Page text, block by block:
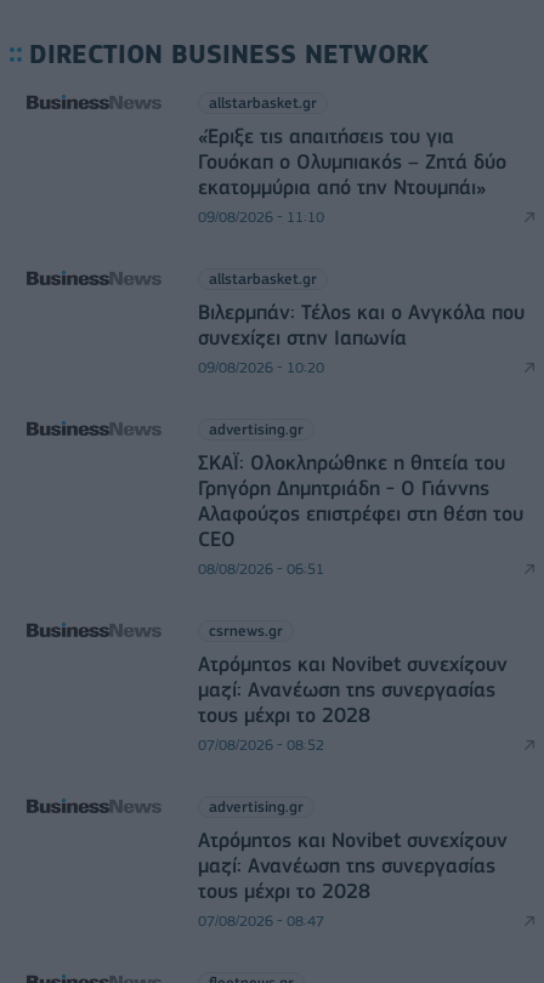
DIRECTION BUSINESS NETWORK
allstarbasket.gr
«Έριξε τις απαιτήσεις του για
Γουόκαπ ο Ολυμπιακός – Ζητά δύο
εκατομμύρια από την Ντουμπάι»
09/08/2026 - 11:10
allstarbasket.gr
Βιλερμπάν: Τέλος και ο Ανγκόλα που
συνεχίζει στην Ιαπωνία
09/08/2026 - 10:20
advertising.gr
ΣΚΑΪ: Ολοκληρώθηκε η θητεία του
Γρηγόρη Δημητριάδη - Ο Γιάννης
Αλαφούζος επιστρέφει στη θέση του
CEO
08/08/2026 - 06:51
csrnews.gr
Ατρόμητος και Novibet συνεχίζουν
μαζί: Ανανέωση της συνεργασίας
τους μέχρι το 2028
07/08/2026 - 08:52
advertising.gr
Ατρόμητος και Novibet συνεχίζουν
μαζί: Ανανέωση της συνεργασίας
τους μέχρι το 2028
07/08/2026 - 08:47